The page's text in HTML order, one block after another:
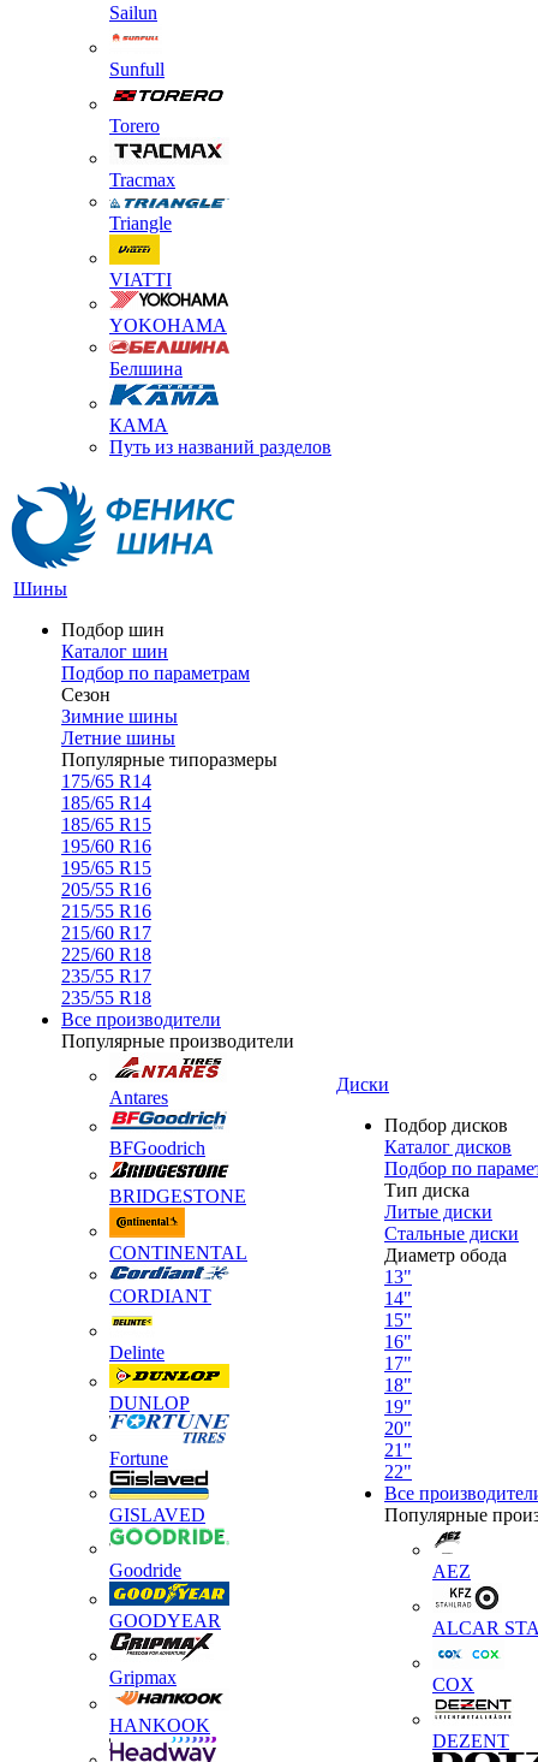
Sailun
Sunfull
Torero
Tracmax
Triangle
VIATTI
YOKOHAMA
Белшина
КАМА
Путь из названий разделов
Шины
Подбор шин
Каталог шин
Подбор по параметрам
Сезон
Зимние шины
Летние шины
Популярные типоразмеры
175/65 R14
185/65 R14
185/65 R15
195/60 R16
195/65 R15
205/55 R16
215/55 R16
215/60 R17
225/60 R18
235/55 R17
235/55 R18
Все производители
Популярные производители
Antares
BFGoodrich
BRIDGESTONE
CONTINENTAL
CORDIANT
Delinte
DUNLOP
Fortune
GISLAVED
Goodride
GOODYEAR
Gripmax
HANKOOK
Диски
Подбор дисков
Каталог дисков
Подбор по
Тип диска
Литые диски
Стальные диски
Диаметр обода
13"
14"
15"
16"
17"
18"
19"
20"
21"
22"
Все
Популярные
AEZ
ALCAR
COX
DEZENT